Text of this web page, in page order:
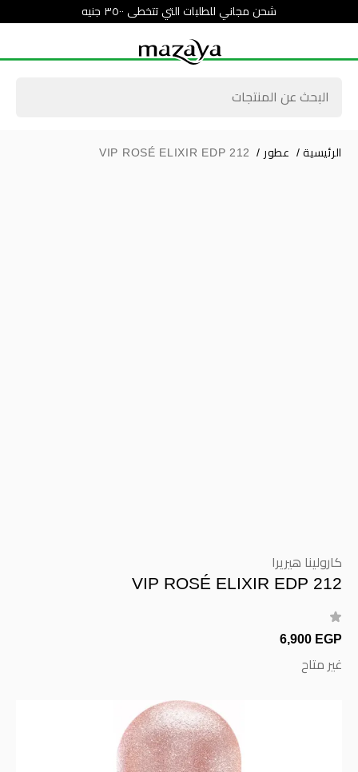
شحن مجاني للطلبات التي تتخطى ٣٥٠٠ جنيه
الرئيسية / عطور /
212 VIP ROSÉ ELIXIR EDP
كارولينا هيريرا
212 VIP ROSÉ ELIXIR EDP
6,900 EGP
غير متاح